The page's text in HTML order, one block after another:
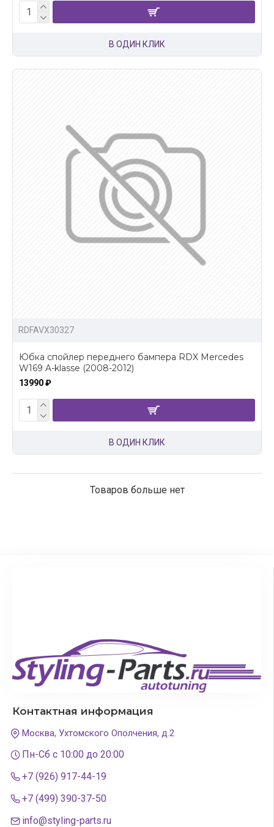
В ОДИН КЛИК
RDFAVX30327
Юбка спойлер переднего бампера RDX Mercedes
W169 A-klasse (2008-2012)
13990 ₽
В ОДИН КЛИК
Товаров больше нет
Контактная информация
Москва, Ухтомского Ополчения, д.2
Пн-Сб с 10:00 до 20:00
+7 (926) 917-44-19
+7 (499) 390-37-50
info@styling-parts.ru